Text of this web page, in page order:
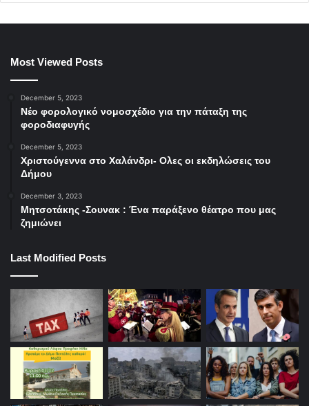
Most Viewed Posts
December 5, 2023
Νέο φορολογικό νομοσχέδιο για την πάταξη της
φοροδιαφυγής
December 5, 2023
Χριστούγεννα στο Χαλάνδρι- Ολες οι εκδηλώσεις του
Δήμου
December 3, 2023
Μητσοτάκης -Σουνακ : Ένα παράξενο θέατρο που μας
ζημιώνει
Last Modified Posts